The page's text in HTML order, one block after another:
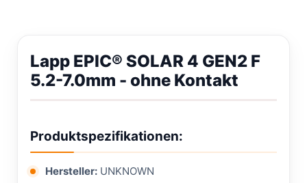
Lapp EPIC® SOLAR 4 GEN2 F
5.2-7.0mm - ohne Kontakt
Produktspezifikationen:
Hersteller: UNKNOWN